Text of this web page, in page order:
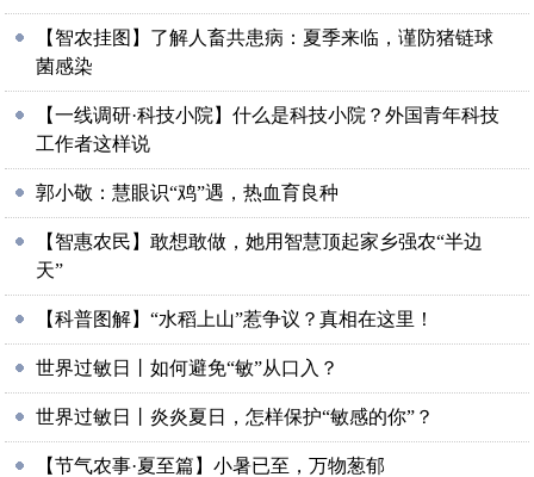
【智农挂图】了解人畜共患病：夏季来临，谨防猪链球
菌感染
【一线调研·科技小院】什么是科技小院？外国青年科技
工作者这样说
郭小敬：慧眼识“鸡”遇，热血育良种
【智惠农民】敢想敢做，她用智慧顶起家乡强农“半边
天”
【科普图解】“水稻上山”惹争议？真相在这里！
世界过敏日丨如何避免“敏”从口入？
世界过敏日丨炎炎夏日，怎样保护“敏感的你”？
【节气农事·夏至篇】小暑已至，万物葱郁